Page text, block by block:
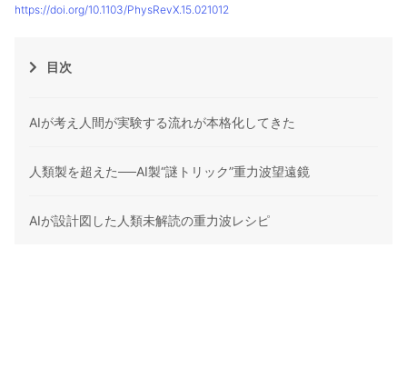
https://doi.org/10.1103/PhysRevX.15.021012
目次
AIが考え人間が実験する流れが本格化してきた
人類製を超えた──AI製“謎トリック”重力波望遠鏡
AIが設計図した人類未解読の重力波レシピ